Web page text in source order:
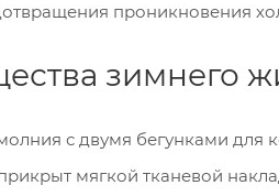
проникновения
зимнего
с двумя бегунками для
мягкой тканевой